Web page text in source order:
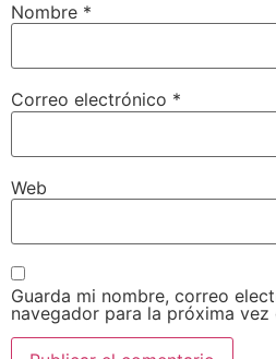
Nombre *
Correo electrónico *
Web
Guarda mi nombre, correo
navegador para la próxima vez